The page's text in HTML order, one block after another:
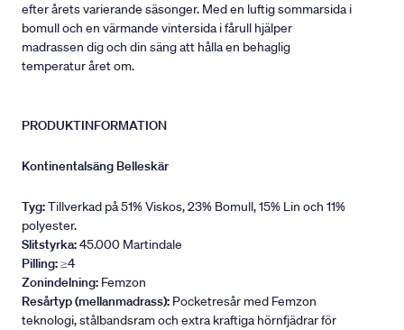
efter årets varierande säsonger. Med en luftig sommarsida i
bomull och en värmande vintersida i fårull hjälper
madrassen dig och din säng att hålla en behaglig
temperatur året om.
PRODUKTINFORMATION
Kontinentalsäng Belleskär
Tyg:Tillverkad på 51% Viskos, 23% Bomull, 15% Lin och 11%
polyester.
Slitstyrka:45.000 Martindale
Pilling:≥4
Zonindelning: Femzon
Resårtyp (mellanmadrass): Pocketresår med Femzon
teknologi, stålbandsram och extra kraftiga hörnfjädrar för